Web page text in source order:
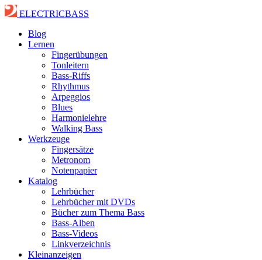
ELECTRICBASS
Blog
Lernen
Fingerübungen
Tonleitern
Bass-Riffs
Rhythmus
Arpeggios
Blues
Harmonielehre
Walking Bass
Werkzeuge
Fingersätze
Metronom
Notenpapier
Katalog
Lehrbücher
Lehrbücher mit DVDs
Bücher zum Thema Bass
Bass-Alben
Bass-Videos
Linkverzeichnis
Kleinanzeigen